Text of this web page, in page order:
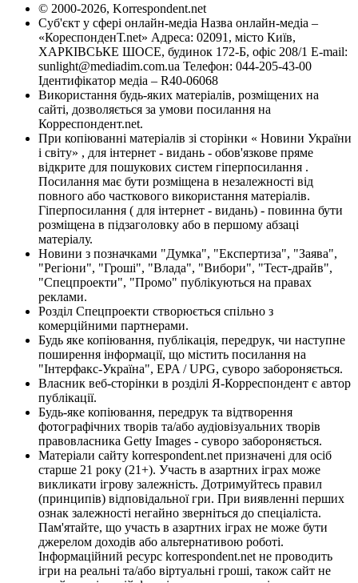
© 2000-2026, Korrespondent.net
Суб'єкт у сфері онлайн-медіа Назва онлайн-медіа –
«КореспонденТ.net» Адреса: 02091, місто Київ,
ХАРКІВСЬКЕ ШОСЕ, будинок 172-Б, офіс 208/1 E-mail:
sunlight@mediadim.com.ua Телефон: 044-205-43-00
Ідентифікатор медіа – R40-06068
Використання будь-яких матеріалів, розміщених на
сайті, дозволяється за умови посилання на
Корреспондент.net.
При копіюванні матеріалів зі сторінки « Новини України
і світу» , для інтернет - видань - обов'язкове пряме
відкрите для пошукових систем гіперпосилання .
Посилання має бути розміщена в незалежності від
повного або часткового використання матеріалів.
Гіперпосилання ( для інтернет - видань) - повинна бути
розміщена в підзаголовку або в першому абзаці
матеріалу.
Новини з позначками "Думка", "Експертиза", "Заява",
"Регіони", "Гроші", "Влада", "Вибори", "Тест-драйв",
"Спецпроекти", "Промо" публікуються на правах
реклами.
Розділ Спецпроекти створюється спільно з
комерційними партнерами.
Будь яке копіювання, публікація, передрук, чи наступне
поширення інформації, що містить посилання на
"Інтерфакс-Україна", EPA / UPG, суворо забороняється.
Власник веб-сторінки в розділі Я-Корреспондент є автор
публікації.
Будь-яке копіювання, передрук та відтворення
фотографічних творів та/або аудіовізуальних творів
правовласника Getty Images - суворо забороняється.
Матеріали сайту korrespondent.net призначені для осіб
старше 21 року (21+). Участь в азартних іграх може
викликати ігрову залежність. Дотримуйтесь правил
(принципів) відповідальної гри. При виявленні перших
ознак залежності негайно зверніться до спеціаліста.
Пам'ятайте, що участь в азартних іграх не може бути
джерелом доходів або альтернативою роботі.
Інформаційний ресурс korrespondent.net не проводить
ігри на реальні та/або віртуальні гроші, також сайт не